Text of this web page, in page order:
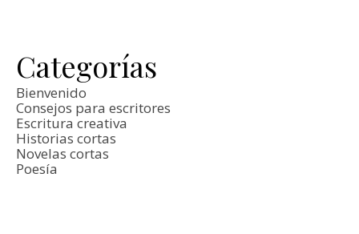
Categorías
Bienvenido
Consejos para escritores
Escritura creativa
Historias cortas
Novelas cortas
Poesía